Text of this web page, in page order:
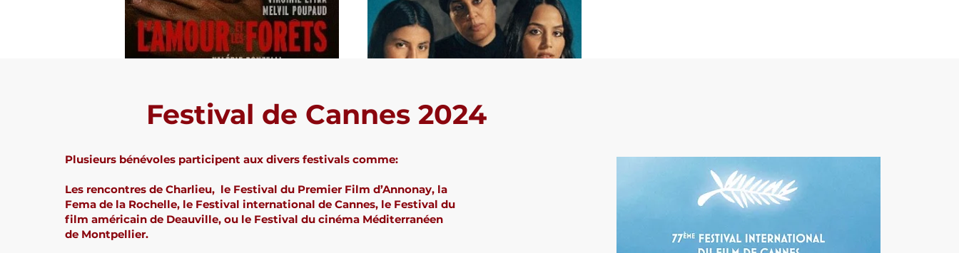
Festival de Cannes 2024
Plusieurs bénévoles participent aux divers festivals comme:
Les rencontres de Charlieu, le Festival du Premier Film d’Annonay, la
Fema de la Rochelle, le Festival international de Cannes, le Festival du
film américain de Deauville, ou le Festival du cinéma Méditerranéen
de Montpellier.